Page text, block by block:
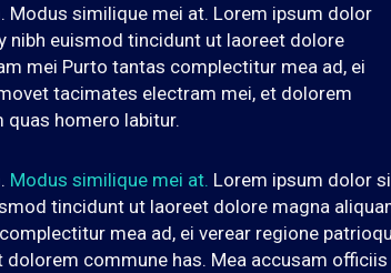
Modus similique mei at. Lorem ipsum dolor
nibh euismod tincidunt ut laoreet dolore
mei Purto tantas complectitur mea ad, ei
tacimates electram mei, et dolorem
quas homero labitur.
Modus similique mei at. Lorem ipsum dolor
tincidunt ut laoreet dolore magna
mea ad, ei verear regione
commune has. Mea accusam